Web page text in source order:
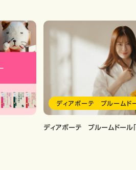
ディアボーテ ブルームド
ディアボーテ ブルームドール